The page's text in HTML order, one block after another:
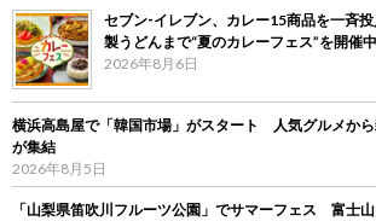
セブン‐イレブン、カレー15商品を一斉
製うどんまで“夏のカレーフェス”を開催中
2026年8月6日
横浜高島屋で「韓国市場」がスタート 人気グルメか
が集結
2026年8月5日
「山梨県笛吹川フルーツ公園」でサマーフェス 富士山